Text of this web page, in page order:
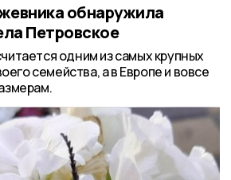
обнаружила
Петровское
одним из самых крупных
семейства, а в Европе и вовсе